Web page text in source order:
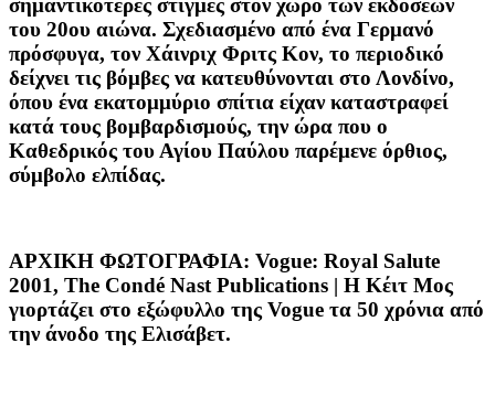
σημαντικότερες στιγμές στον χώρο των εκδόσεων
του 20ου αιώνα. Σχεδιασμένο από ένα Γερμανό
πρόσφυγα, τον Χάινριχ Φριτς Κον, το περιοδικό
δείχνει τις βόμβες να κατευθύνονται στο Λονδίνο,
όπου ένα εκατομμύριο σπίτια είχαν καταστραφεί
κατά τους βομβαρδισμούς, την ώρα που ο
Καθεδρικός του Αγίου Παύλου παρέμενε όρθιος,
σύμβολο ελπίδας.
ΑΡΧΙΚΗ ΦΩΤΟΓΡΑΦΙΑ: Vogue: Royal Salute
2001, The Condé Nast Publications | Η Κέιτ Μος
γιορτάζει στο εξώφυλλο της Vogue τα 50 χρόνια από
την άνοδο της Ελισάβετ.